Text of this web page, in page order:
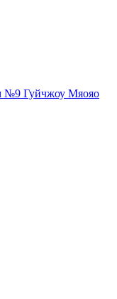
№9 Гуйчжоу Мяояо